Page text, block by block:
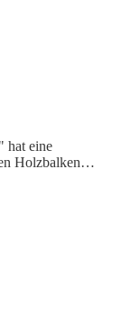
hat eine
Holzbalken…